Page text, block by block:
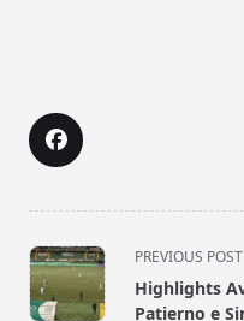
<span
class="nav-
subtitle
PREVIOUS POST
Highlights
Patierno e